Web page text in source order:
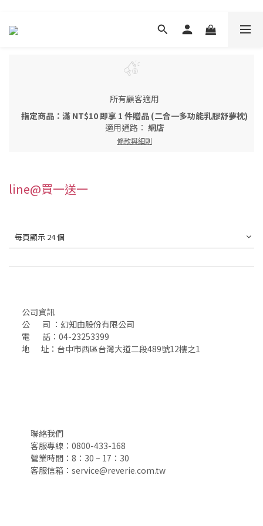
所有顧客適用
指定商品：滿 NT$10 即享 1 件贈品 (二合一多功能乳膠舒夢枕)
適用通路： 網店
條款與細則
line@買一送一
每頁顯示 24 個
公司資訊
公 司 ：幻知曲股份有限公司
電 話：04-23253399
地 址：台中市西區台灣大道二段489號12樓之1
聯絡我們
客服專線：0800-433-168
營業時間：8：30 ~ 17：30
客服信箱：service@reverie.com.tw